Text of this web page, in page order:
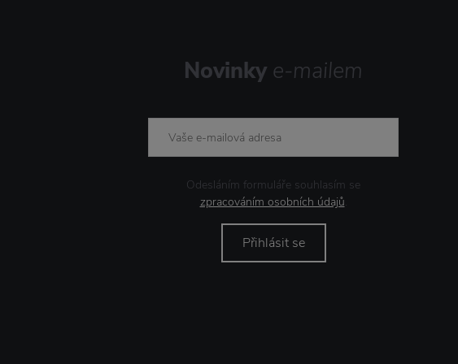
Novinky e-mailem
Odesláním formuláře souhlasím se
zpracováním osobních údajů.
Přihlásit se